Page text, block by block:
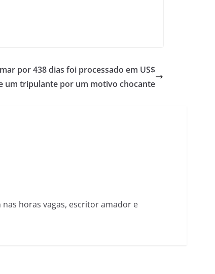
por 438 dias foi processado em US$
um tripulante por um motivo chocante
horas vagas, escritor amador e